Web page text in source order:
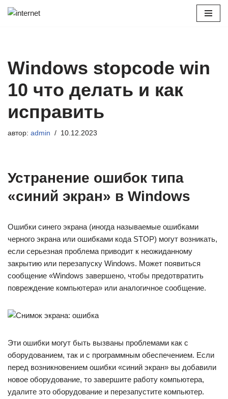
Windows stopcode win
10 что делать и как
исправить
автор: admin 10.12.2023
Устранение ошибок типа
«синий экран» в Windows
Ошибки синего экрана (иногда называемые ошибками
черного экрана или ошибками кода STOP) могут возникать,
если серьезная проблема приводит к неожиданному
закрытию или перезапуску Windows. Может появиться
сообщение «Windows завершено, чтобы предотвратить
повреждение компьютера» или аналогичное сообщение.
Эти ошибки могут быть вызваны проблемами как с
оборудованием, так и с программным обеспечением. Если
перед возникновением ошибки «синий экран» вы добавили
новое оборудование, то завершите работу компьютера,
удалите это оборудование и перезапустите компьютер.